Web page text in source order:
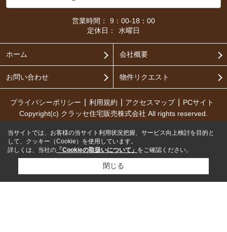
営業時間：
9：00-18：00
定休日：
水曜日
ホーム 会社概要
お問い合わせ 物件リクエスト
プライバシーポリシー 利用規約 アクセスマップ
PCサイト
Copyright(c) クラッセ住宅販売株式会社 All rights reserved.
当サイトでは、お客様の当サイト利用状況把握、サービス向上検討を目的と
して、クッキー（Cookie）を使用しています。
詳しくは、当社の 「Cookieの取扱いについて」 をご確認ください。
閉じる